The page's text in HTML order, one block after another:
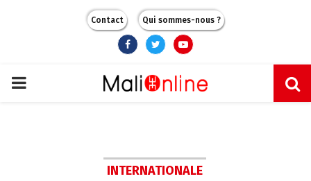
Contact Qui sommes-nous ?
FacebookTwitterYoutube
PRIMARY
INTERNATIONALE